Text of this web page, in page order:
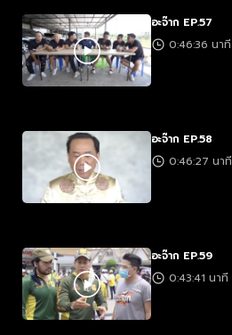
อะจ๊าก EP.57
0:46:36 นาที
อะจ๊าก EP.58
0:46:27 นาที
อะจ๊าก EP.59
0:43:41 นาที